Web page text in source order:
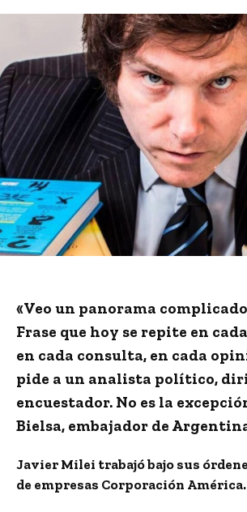
«Veo un panorama
Frase que hoy se repite en
en cada consulta, en cada
pide a un analista político,
encuestador. No es la
Bielsa, embajador de
Javier Milei trabajó bajo sus
de empresas Corporación América.